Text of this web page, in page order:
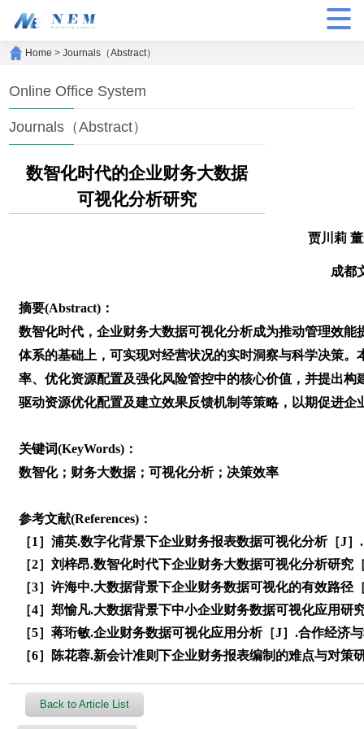
Home >Journals（Abstract）
Online Office System
Journals（Abstract）
数智化时代的企业财务大数据
可视化分析研究
贾川莉
成都
摘要(Abstract)：
数智化时代，企业财务大数据可视化分析成为推动管理效
体系的基础上，可实现对经营状况的实时洞察与科学决策
率、优化资源配置及强化风险管控中的核心价值，并提出
驱动资源优化配置及建立效果反馈机制等策略，以期促进企
关键词(KeyWords)：
数智化；财务大数据；可视化分析；决策效率
参考文献(References)：
［1］浦英.数字化背景下企业财务报表数据可视化分析［J
［2］刘梓昂.数智化时代下企业财务大数据可视化分析研究
［3］许海中.大数据背景下企业财务数据可视化的有效路径
［4］郑愉凡.大数据背景下中小企业财务数据可视化应用研
［5］蒋珩敏.企业财务数据可视化应用分析［J］.合作经济
［6］陈花蓉.新会计准则下企业财务报表编制的难点与对策
Back to Article List